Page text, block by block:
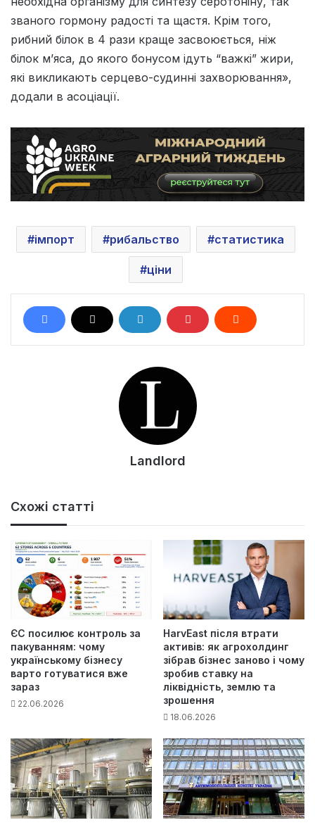
званого гормону радості та щастя. Крім того,
рибний білок в 4 рази краще засвоюється, ніж
білок м’яса, до якого бонусом ідуть “важкі” жири,
які викликають серцево-судинні захворювання»,
додали в асоціації.
імпорт рибальство статистика
ціни
Landlord
Схожі статті
ЄС посилює контроль за
пакуванням: чому
українському бізнесу
варто готуватися вже
зараз
22.06.2026
HarvEast після втрати
активів: як агрохолдинг
зібрав бізнес заново і чому
зробив ставку на
ліквідність, землю та
зрошення
18.06.2026